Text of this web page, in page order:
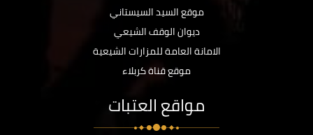
موقع السيد السيستاني
ديوان الوقف الشيعي
الامانة العامة للمزارات الشيعية
موقع قناة كربلاء
مواقع العتبات